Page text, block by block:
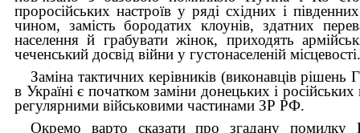
проросійських настроїв у ряді східних і
чином, замість бородатих клоунів, здатних
населення й грабувати жінок, приходять
чеченський досвід війни у густонаселеній місцевості.
Заміна тактичних керівників (виконавців
в Україні є початком заміни донецьких і
регулярними військовими частинами ЗР РФ.
Окремо варто сказати про згадану